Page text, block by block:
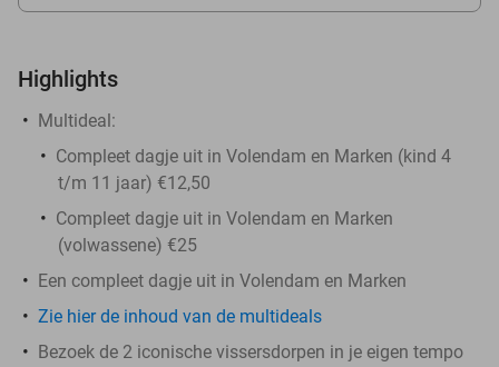
Highlights
Multideal:
Compleet dagje uit in Volendam en Marken (kind 4
t/m 11 jaar) €12,50
Compleet dagje uit in Volendam en Marken
(volwassene) €25
Een compleet dagje uit in Volendam en Marken
Zie hier de inhoud van de multideals
Bezoek de 2 iconische vissersdorpen in je eigen tempo